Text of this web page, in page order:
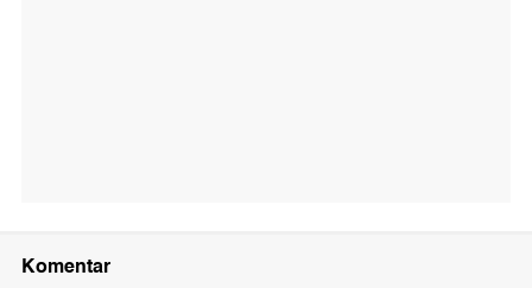
Komentar